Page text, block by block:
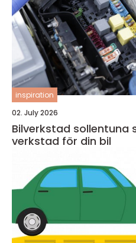
inspiration
02. July 2026
Bilverkstad sollentuna så väljer du rätt
verkstad för din bil